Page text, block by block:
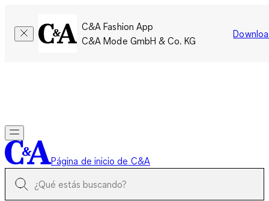
C&A Fashion App
C&A Mode GmbH & Co. KG
Página de inicio de C&A